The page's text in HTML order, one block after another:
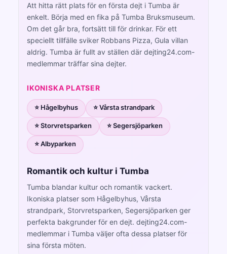
Att hitta rätt plats för en första dejt i Tumba är
enkelt. Börja med en fika på Tumba Bruksmuseum.
Om det går bra, fortsätt till för drinkar. För ett
speciellt tillfälle sviker Robbans Pizza, Gula villan
aldrig. Tumba är fullt av ställen där dejting24.com-
medlemmar träffar sina dejter.
IKONISKA PLATSER
⭐ Hågelbyhus ⭐ Vårsta strandpark
⭐ Storvretsparken ⭐ Segersjöparken
⭐ Albyparken
Romantik och kultur i Tumba
Tumba blandar kultur och romantik vackert.
Ikoniska platser som Hågelbyhus, Vårsta
strandpark, Storvretsparken, Segersjöparken ger
perfekta bakgrunder för en dejt. dejting24.com-
medlemmar i Tumba väljer ofta dessa platser för
sina första möten.